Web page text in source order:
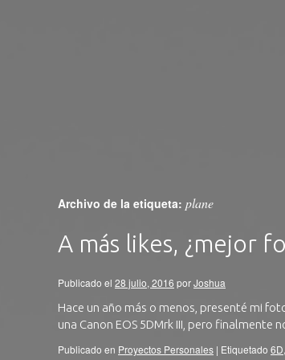
Archivo de la etiqueta: plane
A más likes, ¿mejor
Publicado el 28 julio, 2016 porJoshua
Hace un año más o menos, presenté mi
una Canon EOS 5DMrk III, pero
Publicado en Proyectos Personales | Etiquetado 6D,